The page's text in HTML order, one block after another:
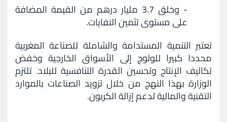
- وخلق 3.7 مليار درهم من القيمة المضافة
على مستوى تثمين النفايات.
تعتبر التنمية المستدامة والشاملة للصناعة المغربية
محددا كبيرا للولوج إلى الأسواق الخارجية وخفض
تكاليف الإنتاج وتحسين القدرة التنافسية للبلاد. تلتزم
الوزارة بهذا النهج من خلال تزويد الصناعات بالموارد
التقنية والمالية لدعم إزالة الكربون.